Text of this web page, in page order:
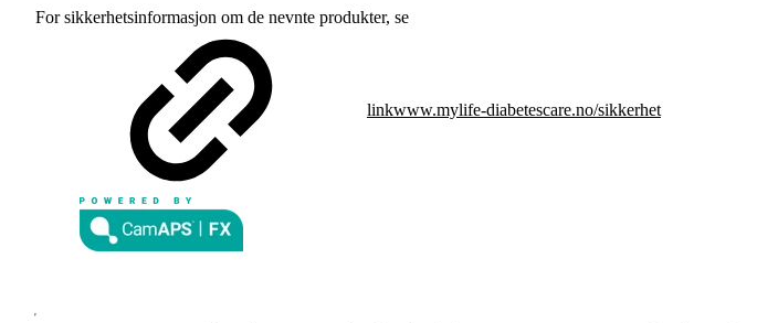
For sikkerhetsinformasjon om de nevnte produkter, se
linkwww.mylife-diabetescare.no/sikkerhet